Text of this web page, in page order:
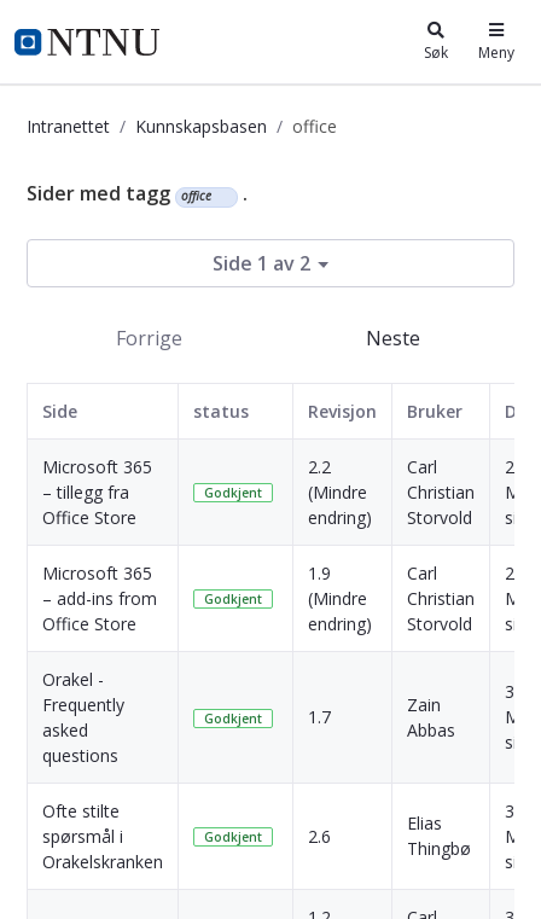
i.ntnu.no Søk Meny
Intranettet Kunnskapsbasen office
Kunnskapsbasen
Sider med tagg office .
Side 1 av 2
Forrige Neste
Side status Revisjon Bruker
Microsoft 365
– tillegg fra
Office Store
Godkjent
2.2
(Mindre
endring)
Carl
Christian
Storvold
2
Microsoft 365
– add-ins from
Office Store
Godkjent
1.9
(Mindre
endring)
Carl
Christian
Storvold
2
Orakel -
Frequently
asked
questions
Godkjent 1.7
Zain
Abbas
3
Ofte stilte
spørsmål i
Orakelskranken
Godkjent 2.6
Elias
Thingbø
3